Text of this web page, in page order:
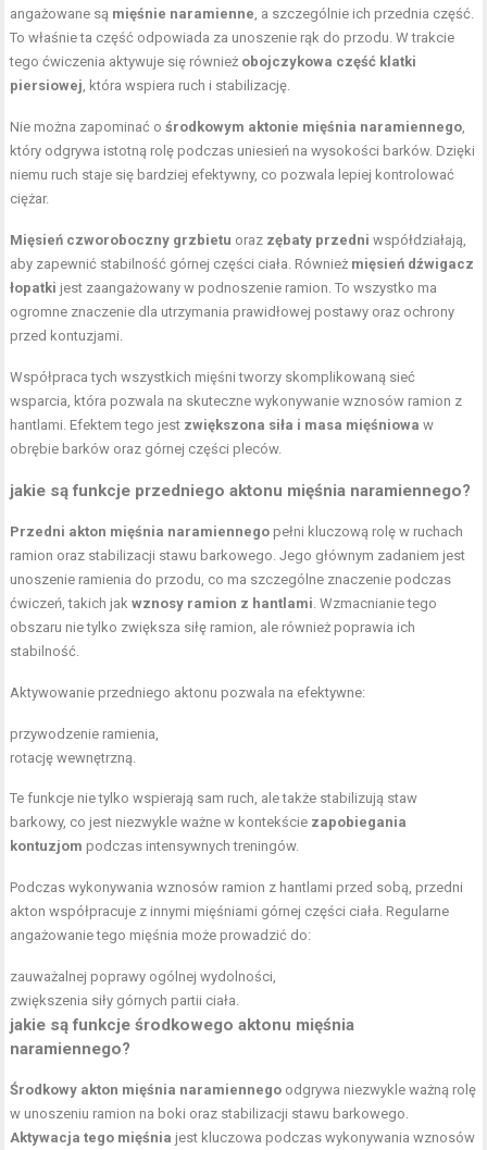
angażowane są mięśnie naramienne, a szczególnie ich przednia część.
To właśnie ta część odpowiada za unoszenie rąk do przodu. W trakcie
tego ćwiczenia aktywuje się również obojczykowa część klatki
piersiowej, która wspiera ruch i stabilizację.
Nie można zapominać ośrodkowym aktonie mięśnia naramiennego,
który odgrywa istotną rolę podczas uniesień na wysokości barków. Dzięki
niemu ruch staje się bardziej efektywny, co pozwala lepiej kontrolować
ciężar.
Mięsień czworoboczny grzbietu oraz zębaty przedni współdziałają,
aby zapewnić stabilność górnej części ciała. Również mięsień dźwigacz
łopatki jest zaangażowany w podnoszenie ramion. To wszystko ma
ogromne znaczenie dla utrzymania prawidłowej postawy oraz ochrony
przed kontuzjami.
Współpraca tych wszystkich mięśni tworzy skomplikowaną sieć
wsparcia, która pozwala na skuteczne wykonywanie wznosów ramion z
hantlami. Efektem tego jest zwiększona siła i masa mięśniowa w
obrębie barków oraz górnej części pleców.
jakie są funkcje przedniego aktonu mięśnia naramiennego?
Przedni akton mięśnia naramiennego pełni kluczową rolę w ruchach
ramion oraz stabilizacji stawu barkowego. Jego głównym zadaniem jest
unoszenie ramienia do przodu, co ma szczególne znaczenie podczas
ćwiczeń, takich jakwznosy ramion z hantlami. Wzmacnianie tego
obszaru nie tylko zwiększa siłę ramion, ale również poprawia ich
stabilność.
Aktywowanie przedniego aktonu pozwala na efektywne:
przywodzenie ramienia,
rotację wewnętrzną.
Te funkcje nie tylko wspierają sam ruch, ale także stabilizują staw
barkowy, co jest niezwykle ważne w kontekście zapobiegania
kontuzjom podczas intensywnych treningów.
Podczas wykonywania wznosów ramion z hantlami przed sobą, przedni
akton współpracuje z innymi mięśniami górnej części ciała. Regularne
angażowanie tego mięśnia może prowadzić do:
zauważalnej poprawy ogólnej wydolności,
zwiększenia siły górnych partii ciała.
jakie są funkcje środkowego aktonu mięśnia
naramiennego?
Środkowy akton mięśnia naramiennego odgrywa niezwykle ważną rolę
w unoszeniu ramion na boki oraz stabilizacji stawu barkowego.
Aktywacja tego mięśnia jest kluczowa podczas wykonywania wznosów